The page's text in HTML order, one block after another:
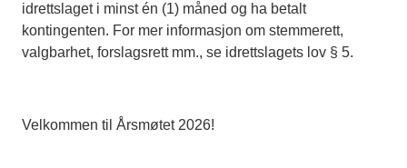
idrettslaget i minst én (1) måned og ha betalt
kontingenten. For mer informasjon om stemmerett,
valgbarhet, forslagsrett mm., se idrettslagets lov § 5.
Velkommen til Årsmøtet 2026!